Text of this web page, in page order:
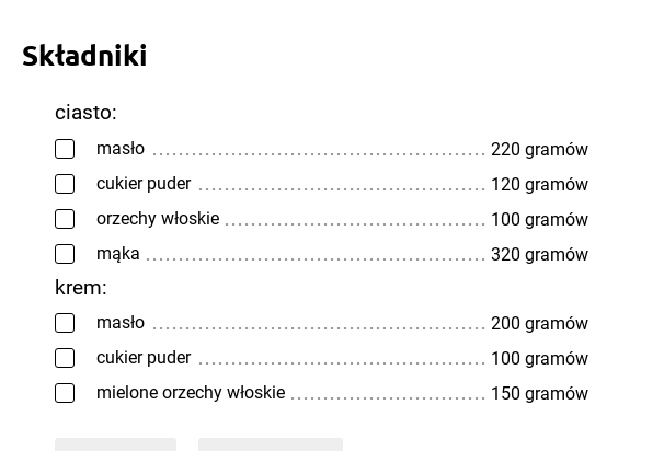
Składniki
ciasto:
masło
220 gramów
cukier puder
120 gramów
orzechy włoskie
100 gramów
mąka
320 gramów
krem:
masło
200 gramów
cukier puder
100 gramów
mielone orzechy włoskie
150 gramów